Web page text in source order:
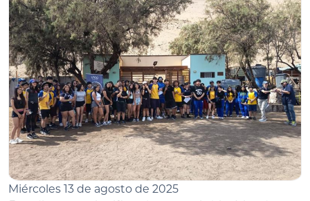
Miércoles 13 de agosto de 2025